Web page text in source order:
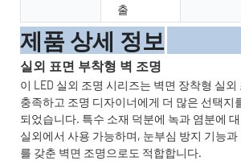
출
제품 상세 정보
실외 표면 부착형 벽 조명
이 LED 실외 조명 시리즈는 벽면 장착형 실
충족하고 조명 디자이너에게 더 많은 선택지
되었습니다. 특수 소재 덕분에 녹과 염분에
실외에서 사용 가능하며, 눈부심 방지 기능
를 갖춘 벽면 조명으로도 적합합니다.